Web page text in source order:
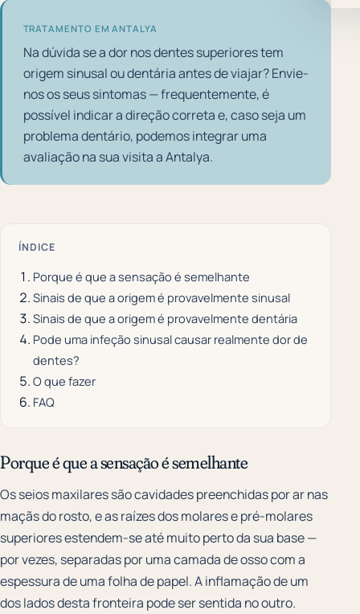
TRATAMENTO EM ANTALYA
Na dúvida se a dor nos dentes superiores tem
origem sinusal ou dentária antes de viajar? Envie-
nos os seus sintomas — frequentemente, é
possível indicar a direção correta e, caso seja um
problema dentário, podemos integrar uma
avaliação na sua visita a Antalya.
ÍNDICE
Porque é que a sensação é semelhante
Sinais de que a origem é provavelmente sinusal
Sinais de que a origem é provavelmente dentária
Pode uma infeção sinusal causar realmente dor de
dentes?
O que fazer
FAQ
Porque é que a sensação é semelhante
Os seios maxilares são cavidades preenchidas por ar nas
maçãs do rosto, e as raízes dos molares e pré-molares
superiores estendem-se até muito perto da sua base —
por vezes, separadas por uma camada de osso com a
espessura de uma folha de papel. A inflamação de um
dos lados desta fronteira pode ser sentida no outro.